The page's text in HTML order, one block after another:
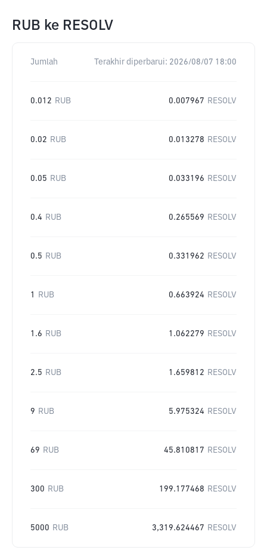
RUB ke RESOLV
Jumlah Terakhir diperbarui: 2026/08/07 18:00
0.012 RUB 0.007967 RESOLV
0.02 RUB 0.013278 RESOLV
0.05 RUB 0.033196 RESOLV
0.4 RUB 0.265569 RESOLV
0.5 RUB 0.331962 RESOLV
1 RUB 0.663924 RESOLV
1.6 RUB 1.062279 RESOLV
2.5 RUB 1.659812 RESOLV
9 RUB 5.975324 RESOLV
69 RUB 45.810817 RESOLV
300 RUB 199.177468 RESOLV
5000 RUB 3,319.624467 RESOLV